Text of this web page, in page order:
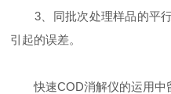
3、同批次处理样品的平行
引起的误差。
快速COD消解仪的运用中